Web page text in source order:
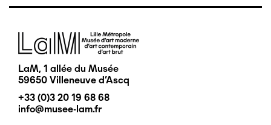
Image
LaM, 1 allée du Musée
59650 Villeneuve d'Ascq
+33 (0)3 20 19 68 68
info@musee-lam.fr